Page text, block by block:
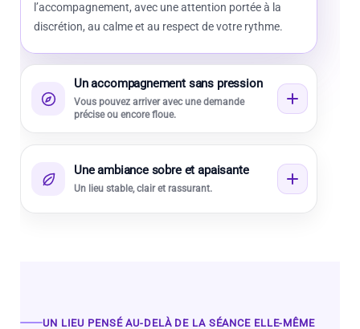
l’accompagnement, avec une attention portée à la
discrétion, au calme et au respect de votre rythme.
Un accompagnement sans pression
Vous pouvez arriver avec une demande
précise ou encore floue.
Une ambiance sobre et apaisante
Un lieu stable, clair et rassurant.
UN LIEU PENSÉ AU-DELÀ DE LA SÉANCE ELLE-MÊME